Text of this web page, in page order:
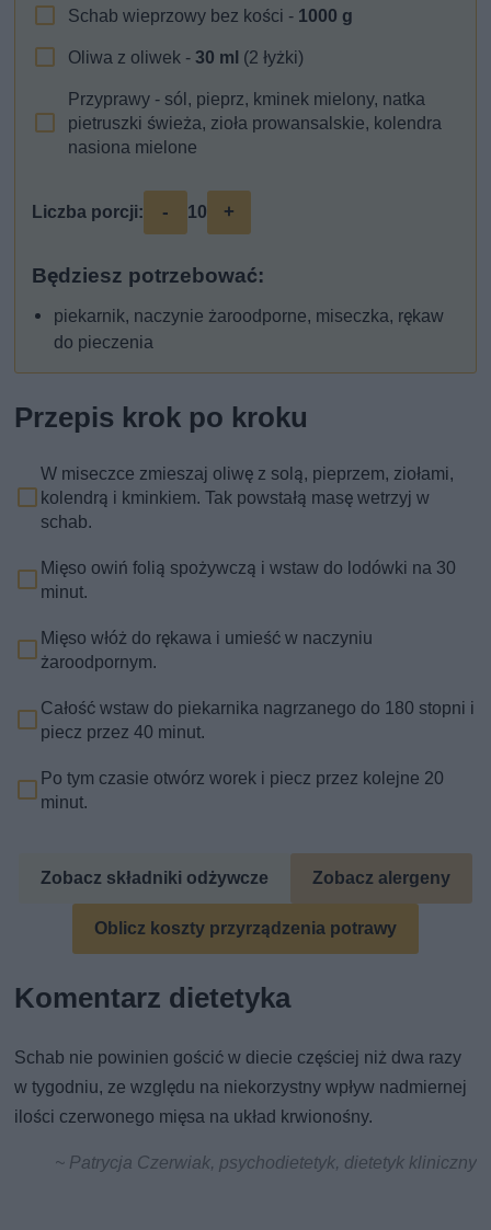
Schab wieprzowy bez kości - 1000 g
Oliwa z oliwek -30 ml (2 łyżki)
Przyprawy - sól, pieprz, kminek mielony, natka
pietruszki świeża, zioła prowansalskie, kolendra
nasiona mielone
Liczba porcji: - 10 +
Będziesz potrzebować:
piekarnik, naczynie żaroodporne, miseczka, rękaw
do pieczenia
Przepis krok po kroku
W miseczce zmieszaj oliwę z solą, pieprzem, ziołami,
kolendrą i kminkiem. Tak powstałą masę wetrzyj w
schab.
Mięso owiń folią spożywczą i wstaw do lodówki na 30
minut.
Mięso włóż do rękawa i umieść w naczyniu
żaroodpornym.
Całość wstaw do piekarnika nagrzanego do 180 stopni i
piecz przez 40 minut.
Po tym czasie otwórz worek i piecz przez kolejne 20
minut.
Zobacz składniki odżywcze Zobacz alergeny
Oblicz koszty przyrządzenia potrawy
Komentarz dietetyka
Schab nie powinien gościć w diecie częściej niż dwa razy
w tygodniu, ze względu na niekorzystny wpływ nadmiernej
ilości czerwonego mięsa na układ krwionośny.
~ Patrycja Czerwiak, psychodietetyk, dietetyk kliniczny